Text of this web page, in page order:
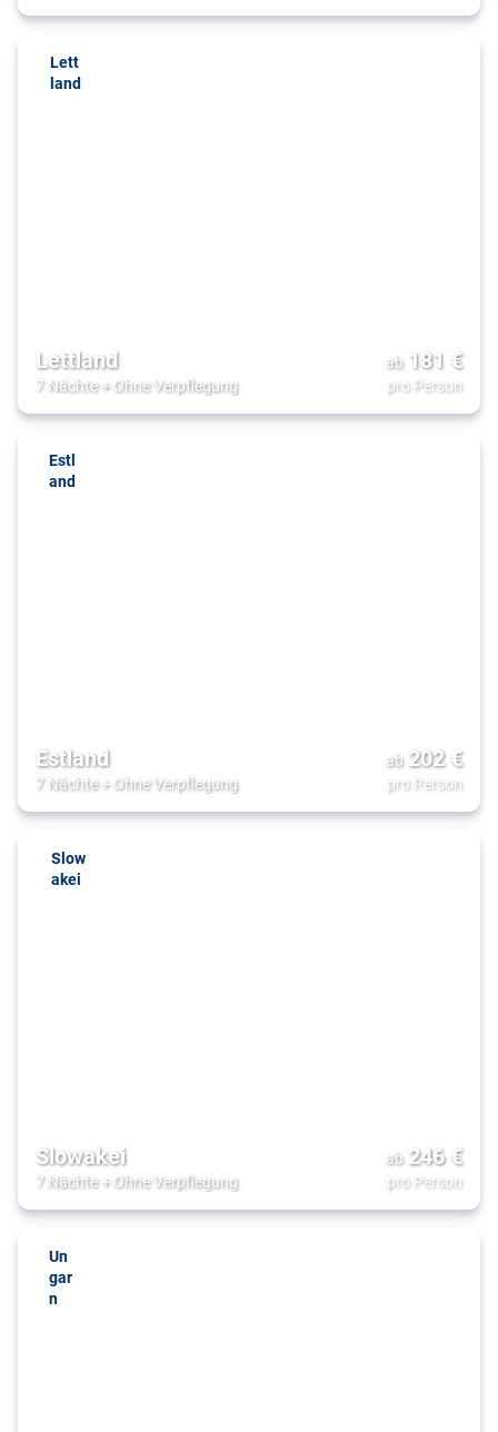
Lett
land
Lettland
7 Nächte+ Ohne Verpflegung
ab 181 €
pro Person
Estl
and
Estland
7 Nächte+ Ohne Verpflegung
ab 202€
pro Person
Slow
akei
Slowakei
7 Nächte+ Ohne Verpflegung
ab 246€
pro Person
Un
gar
n